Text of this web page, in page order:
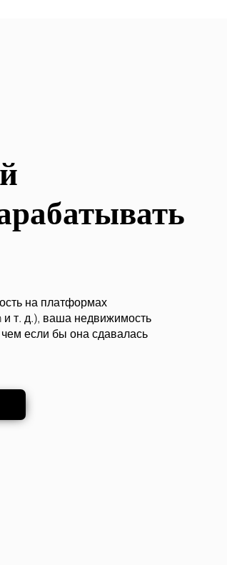
на платформах
т. д.), ваша недвижимость
если бы она сдавалась